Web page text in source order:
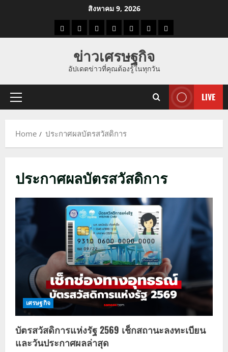
สิงหาคม 9, 2026
ราคาแนว
ราคา
ทอง
ข่าว
นี้
ข่าว
ดูด
ที่
ผู้ชาย
ข่าวเศรษฐกิจ
อัปเดตข่าวที่คุณต้องรู้ในทุกวัน
Primary
LIVE
Home ประกาศผลบัตรสวัสดิการ
ประกาศผลบัตรสวัสดิการ
เศรษฐกิจ
บัตรสวัสดิการแห่งรัฐ 2569 เช็กสถานะลงทะเบียน
และวันประกาศผลล่าสุด